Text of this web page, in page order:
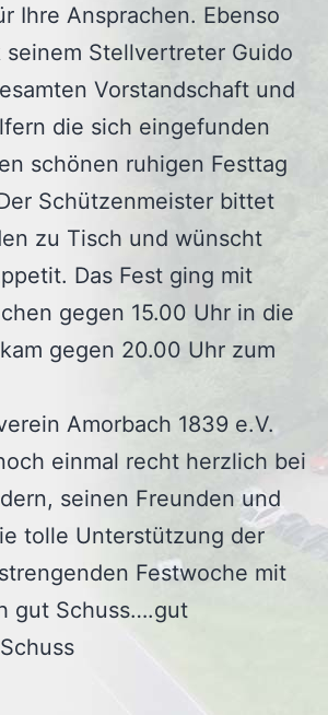
Ihre Ansprachen. Ebenso
seinem Stellvertreter Guido
Vorstandschaft und
die sich eingefunden
schönen ruhigen Festtag
Schützenmeister bittet
zu Tisch und wünscht
Das Fest ging mit
gegen 15.00 Uhr in die
gegen 20.00 Uhr zum
Amorbach 1839 e.V.
einmal recht herzlich bei
seinen Freunden und
tolle Unterstützung der
Festwoche mit
gut Schuss….gut